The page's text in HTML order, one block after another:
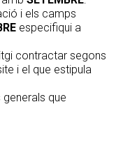
i els camps
especifiqui a
contractar segons
i el que estipula
que